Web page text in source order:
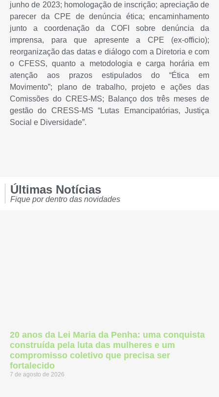
junho de 2023; homologação de inscrição; apreciação de
parecer da CPE de denúncia ética; encaminhamento
junto a coordenação da COFI sobre denúncia da
imprensa, para que apresente a CPE (ex-officio);
reorganização das datas e diálogo com a Diretoria e com
o CFESS, quanto a metodologia e carga horária em
atenção aos prazos estipulados do “Ética em
Movimento”; plano de trabalho, projeto e ações das
Comissões do CRES-MS; Balanço dos três meses de
gestão do CRESS-MS “Lutas Emancipatórias, Justiça
Social e Diversidade”.
Últimas Notícias
Fique por dentro das novidades
20 anos da Lei Maria da Penha: uma conquista
construída pela luta das mulheres e um
compromisso coletivo que precisa ser
fortalecido
7 de agosto de 2026